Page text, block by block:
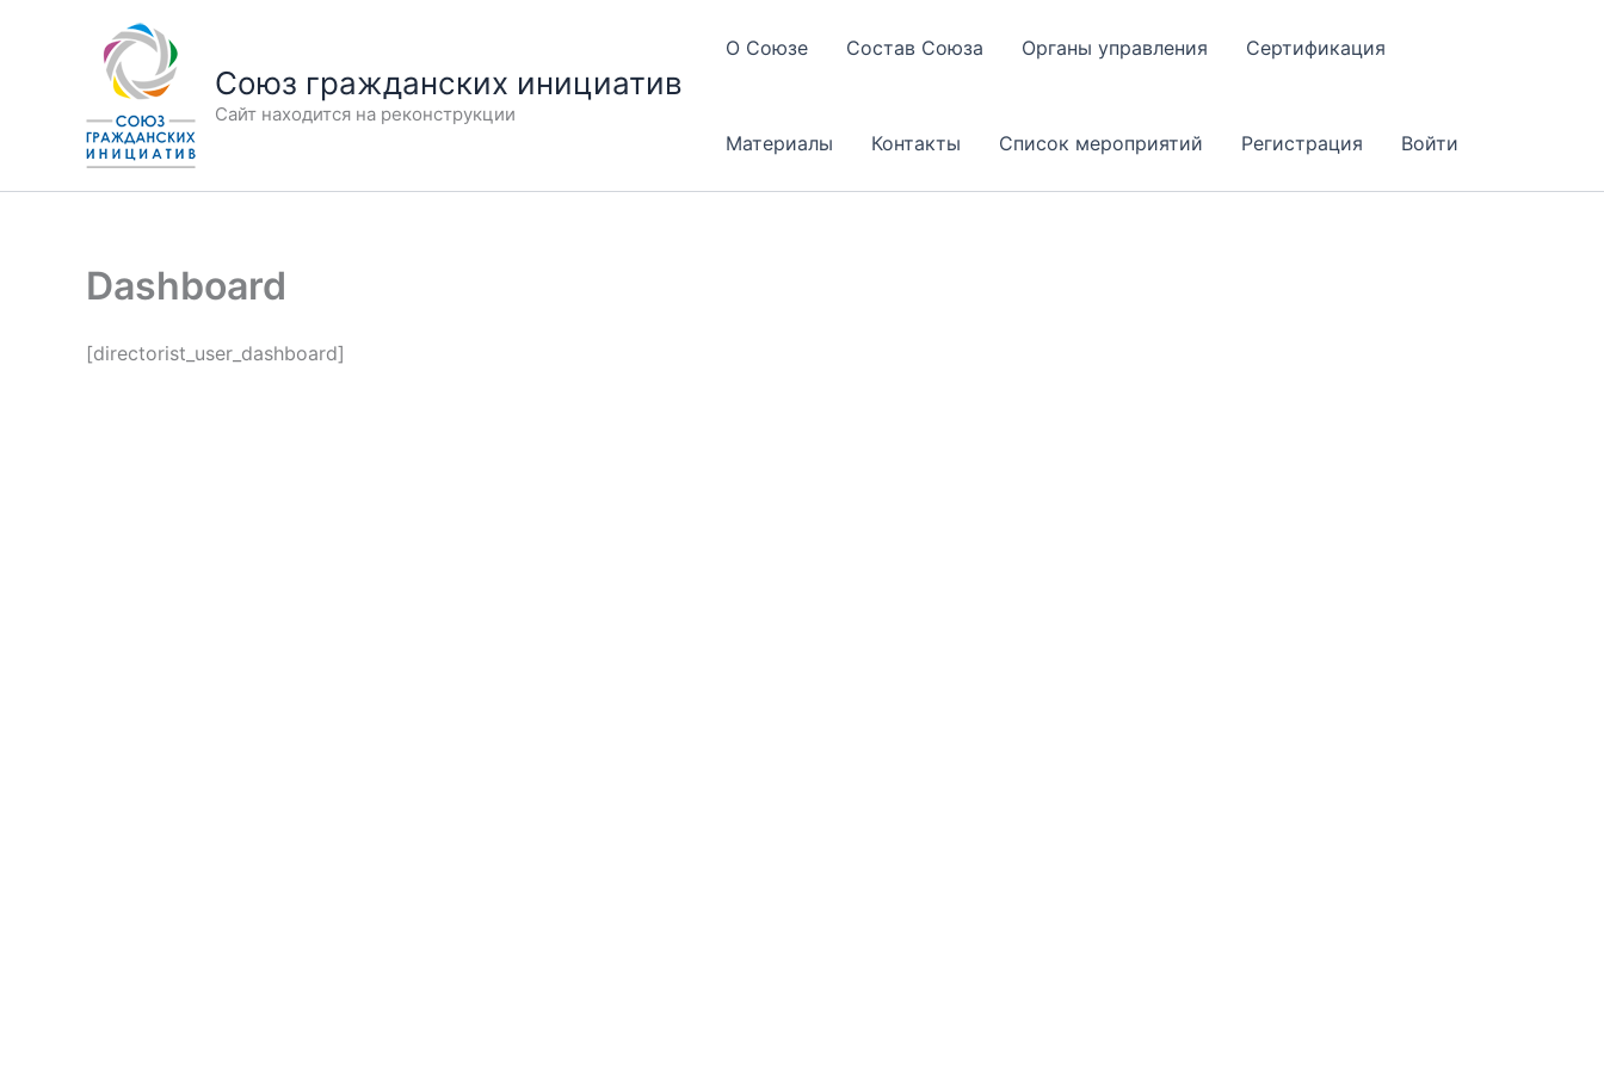
содержимому
Союз гражданских инициатив
Сайт находится на реконструкции
О Союзе Состав Союза Органы управления Сертификация
Материалы Контакты Список мероприятий Регистрация Войти
Dashboard
[directorist_user_dashboard]